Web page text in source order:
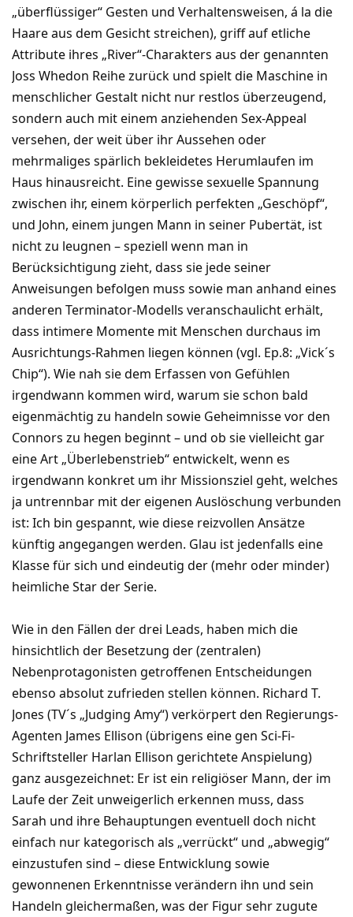
„überflüssiger“ Gesten und Verhaltensweisen, á la die
Haare aus dem Gesicht streichen), griff auf etliche
Attribute ihres „River“-Charakters aus der genannten
Joss Whedon Reihe zurück und spielt die Maschine in
menschlicher Gestalt nicht nur restlos überzeugend,
sondern auch mit einem anziehenden Sex-Appeal
versehen, der weit über ihr Aussehen oder
mehrmaliges spärlich bekleidetes Herumlaufen im
Haus hinausreicht. Eine gewisse sexuelle Spannung
zwischen ihr, einem körperlich perfekten „Geschöpf“,
und John, einem jungen Mann in seiner Pubertät, ist
nicht zu leugnen – speziell wenn man in
Berücksichtigung zieht, dass sie jede seiner
Anweisungen befolgen muss sowie man anhand eines
anderen Terminator-Modells veranschaulicht erhält,
dass intimere Momente mit Menschen durchaus im
Ausrichtungs-Rahmen liegen können (vgl. Ep.8: „Vick´s
Chip“). Wie nah sie dem Erfassen von Gefühlen
irgendwann kommen wird, warum sie schon bald
eigenmächtig zu handeln sowie Geheimnisse vor den
Connors zu hegen beginnt – und ob sie vielleicht gar
eine Art „Überlebenstrieb“ entwickelt, wenn es
irgendwann konkret um ihr Missionsziel geht, welches
ja untrennbar mit der eigenen Auslöschung verbunden
ist: Ich bin gespannt, wie diese reizvollen Ansätze
künftig angegangen werden. Glau ist jedenfalls eine
Klasse für sich und eindeutig der (mehr oder minder)
heimliche Star der Serie.
Wie in den Fällen der drei Leads, haben mich die
hinsichtlich der Besetzung der (zentralen)
Nebenprotagonisten getroffenen Entscheidungen
ebenso absolut zufrieden stellen können. Richard T.
Jones (TV´s „Judging Amy“) verkörpert den Regierungs-
Agenten James Ellison (übrigens eine gen Sci-Fi-
Schriftsteller Harlan Ellison gerichtete Anspielung)
ganz ausgezeichnet: Er ist ein religiöser Mann, der im
Laufe der Zeit unweigerlich erkennen muss, dass
Sarah und ihre Behauptungen eventuell doch nicht
einfach nur kategorisch als „verrückt“ und „abwegig“
einzustufen sind – diese Entwicklung sowie
gewonnenen Erkenntnisse verändern ihn und sein
Handeln gleichermaßen, was der Figur sehr zugute